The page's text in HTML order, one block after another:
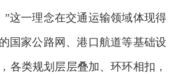
这一理念在交通运输领域体现得
国家公路网、港口航道等基础设
各类规划层层叠加、环环相扣，
通运输执法“我是大队长”主题活动